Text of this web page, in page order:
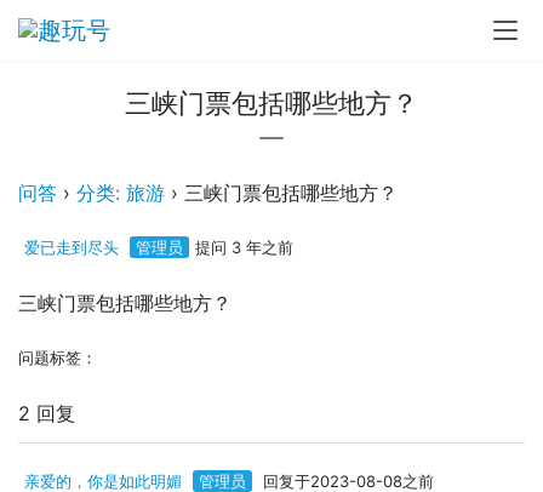
三峡门票包括哪些地方？
问答 › 分类: 旅游 › 三峡门票包括哪些地方？
爱已走到尽头 管理员 提问 3 年之前
三峡门票包括哪些地方？
问题标签：
2 回复
亲爱的，你是如此明媚 管理员 回复于2023-08-08之前